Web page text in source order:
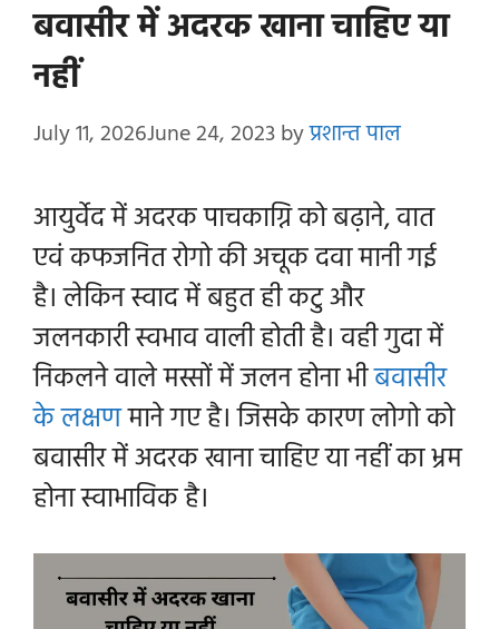
बवासीर में अदरक खाना चाहिए या
नहीं
July 11, 2026June 24, 2023byप्रशान्त पाल
आयुर्वेद में अदरक पाचकाग्नि को बढ़ाने, वात
एवं कफजनित रोगो की अचूक दवा मानी गई
है। लेकिन स्वाद में बहुत ही कटु और
जलनकारी स्वभाव वाली होती है। वही गुदा में
निकलने वाले मस्सों में जलन होना भीबवासीर
के लक्षणमाने गए है। जिसके कारण लोगो को
बवासीर में अदरक खाना चाहिए या नहीं का भ्रम
होना स्वाभाविक है।